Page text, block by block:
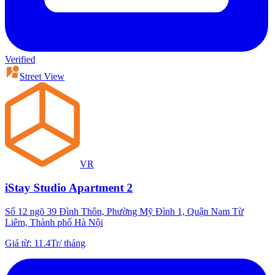
Verified
Street View
VR
iStay Studio Apartment 2
Số 12 ngõ 39 Đình Thôn, Phường Mỹ Đình 1, Quận Nam Từ
Liêm, Thành phố Hà Nội
Giá từ: 11.4Tr/tháng